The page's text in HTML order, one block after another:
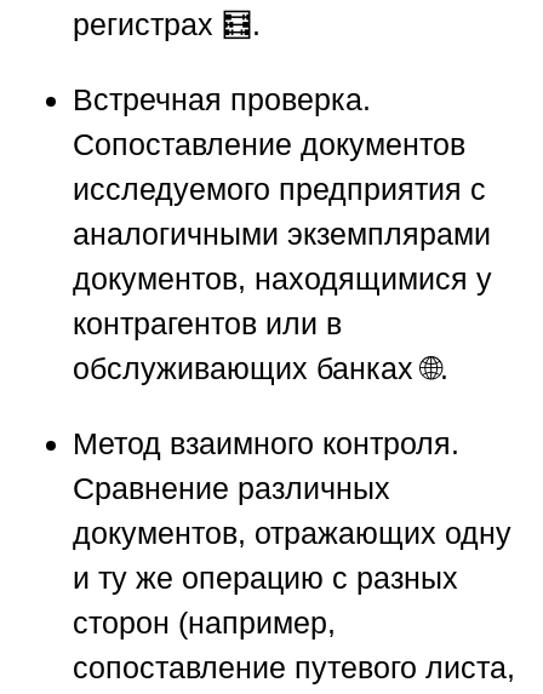
регистрах 🧮.
Встречная проверка.
Сопоставление документов
исследуемого предприятия с
аналогичными экземплярами
документов, находящимися у
контрагентов или в
обслуживающих банках 🌐.
Метод взаимного контроля.
Сравнение различных
документов, отражающих одну
и ту же операцию с разных
сторон (например,
сопоставление путевого листа,